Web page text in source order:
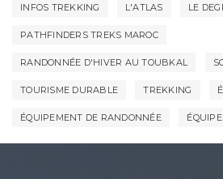
INFOS TREKKING L'ATLAS LE
PATHFINDERS TREKS MAROC
RANDONNÉE D'HIVER AU TOUBKAL
TOURISME DURABLE TREKKING
ÉQUIPEMENT DE RANDONNÉE